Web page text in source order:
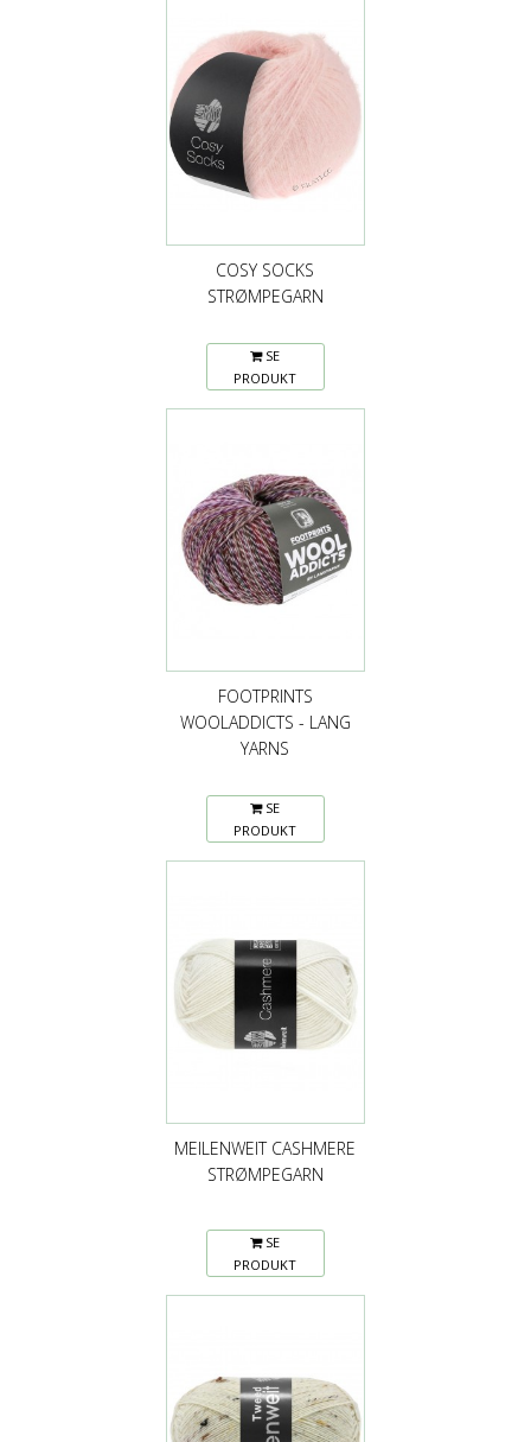
COSY SOCKS
STRØMPEGARN
SE
PRODUKT
FOOTPRINTS
WOOLADDICTS - LANG
YARNS
SE
PRODUKT
MEILENWEIT CASHMERE
STRØMPEGARN
SE
PRODUKT